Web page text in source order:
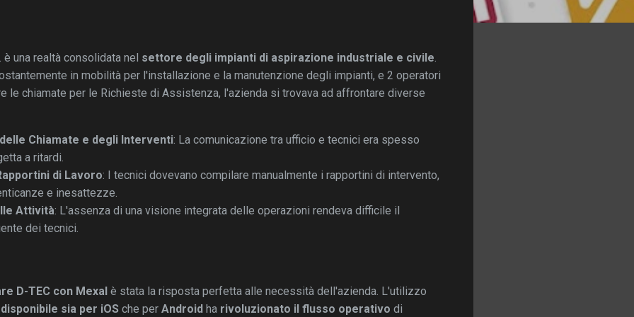
una realtà consolidata nel settore degli impianti di aspirazione industriale e civile
in mobilità per l'installazione e la manutenzione degli impianti, e 2 operatori
le chiamate per le Richieste di Assistenza, l'azienda si trovava ad affrontare diverse
Chiamate e degli Interventi: La comunicazione tra ufficio e tecnici era spesso
a ritardi.
di Lavoro: I tecnici dovevano compilare manualmente i rapportini di intervento,
e inesattezze.
Attività: L'assenza di una visione integrata delle operazioni rendeva difficile il
dei tecnici.
D-TEC con Mexal è stata la risposta perfetta alle necessità dell'azienda. L'utilizzo
sia per iOS che per Android ha rivoluzionato il flusso operativo di